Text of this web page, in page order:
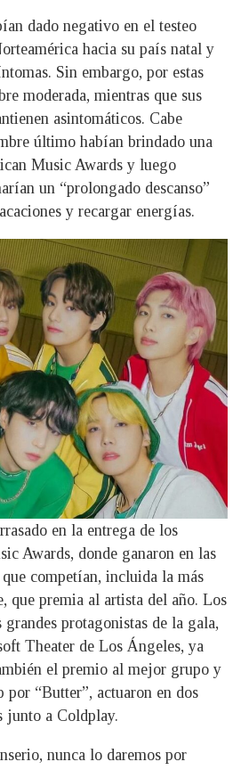
dado negativo en el testeo
hacia su país natal y
Sin embargo, por estas
moderada, mientras que sus
asintomáticos. Cabe
último habían brindado una
Music Awards y luego
un “prolongado descanso”
y recargar energías.
en la entrega de los
Awards, donde ganaron en las
competían, incluida la más
que premia al artista del año. Los
protagonistas de la gala,
Theater de Los Ángeles, ya
el premio al mejor grupo y
por “Butter”, actuaron en dos
junto a Coldplay.
nunca lo daremos por